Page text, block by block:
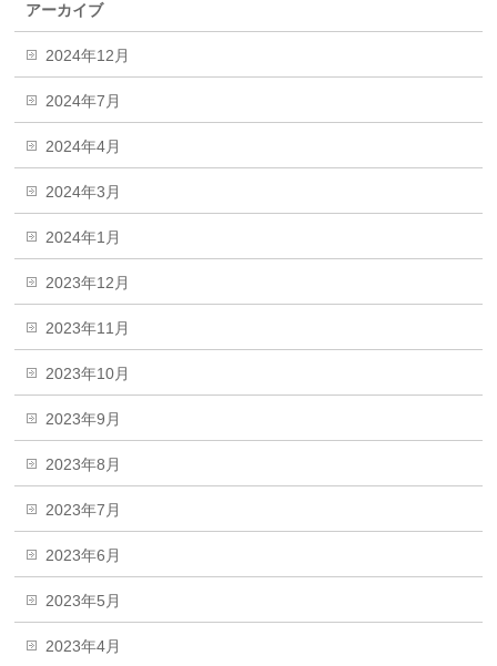
アーカイブ
2024年12月
2024年7月
2024年4月
2024年3月
2024年1月
2023年12月
2023年11月
2023年10月
2023年9月
2023年8月
2023年7月
2023年6月
2023年5月
2023年4月